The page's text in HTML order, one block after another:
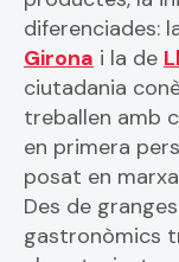
diferenciades:
Girona i la de
ciutadania
treballen amb
en primera
posat en
Des de
gastronòmics